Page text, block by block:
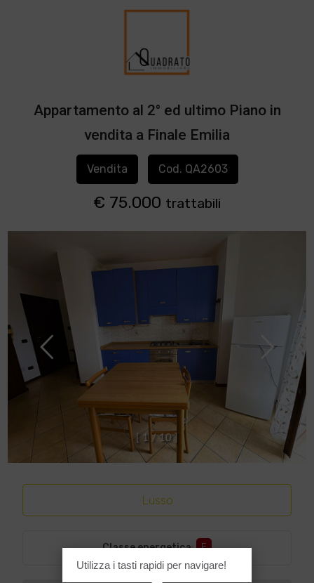
Appartamento al 2° ed ultimo Piano in
vendita a Finale Emilia
Vendita Cod. QA2603
€ 75.000 trattabili
1 / 10 ]
Lusso
Classe energetica: F
Utilizza i tasti rapidi per navigare!